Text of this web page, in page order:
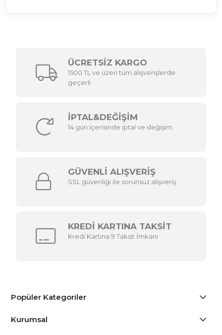
ÜCRETSİZ KARGO
1500 TL ve üzeri tüm alışverişlerde
geçerli
İPTAL&DEĞİŞİM
14 gün içerisinde iptal ve değişim
GÜVENLİ ALIŞVERİŞ
SSL güvenliği ile sorunsuz alışveriş
KREDİ KARTINA TAKSİT
Kredi Kartına 9 Taksit İmkanı
Popüler Kategoriler
Kurumsal